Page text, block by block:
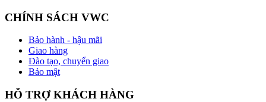
CHÍNH SÁCH VWC
Bảo hành - hậu mãi
Giao hàng
Đào tạo, chuyển giao
Bảo mật
HỖ TRỢ KHÁCH HÀNG